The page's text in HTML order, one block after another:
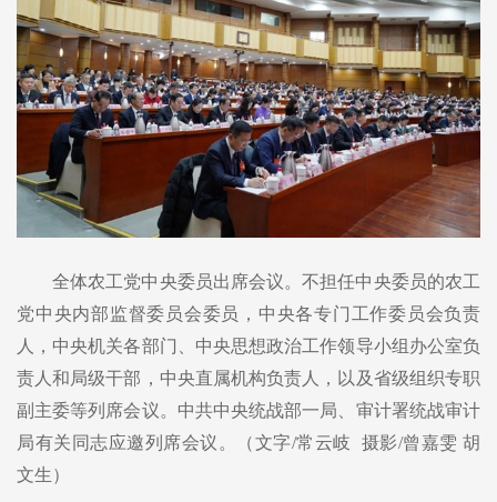
全体农工党中央委员出席会议。不担任中央委员的农工
党中央内部监督委员会委员，中央各专门工作委员会负责
人，中央机关各部门、中央思想政治工作领导小组办公室负
责人和局级干部，中央直属机构负责人，以及省级组织专职
副主委等列席会议。中共中央统战部一局、审计署统战审计
局有关同志应邀列席会议。（文字/常云岐 摄影/曾嘉雯 胡
文生）